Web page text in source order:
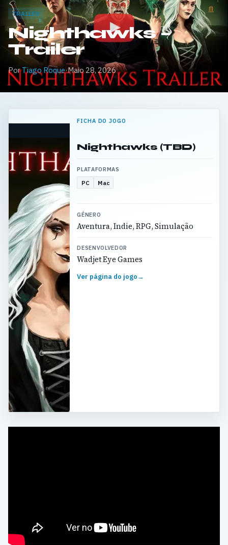
TRAILER
Nighthawks –
Trailer
PorTiago Roque·Maio 28, 2026
FICHA DO JOGO
Nighthawks (TBD)
PLATAFORMAS
PC Mac
GÉNERO
Aventura, Indie, RPG, Simulação
DESENVOLVEDOR
Wadjet Eye Games
Ver página do jogo→